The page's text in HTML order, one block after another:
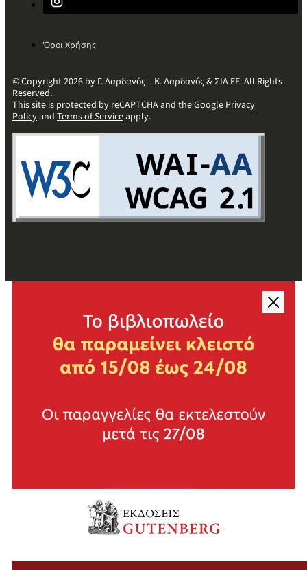
Όροι Χρήσης
© Copyright 2026 by Γ. Δαρδανός – Κ. Δαρδανός & ΣΙΑ ΕΕ. All Rights
Reserved.
This site is protected by reCAPTCHA and the GooglePrivacy
Policyand Terms of Serviceapply.